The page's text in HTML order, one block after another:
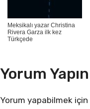
Meksikalı yazar Christina
Rivera Garza ilk kez
Türkçede
Yorum Yapın
Yorum yapabilmek için